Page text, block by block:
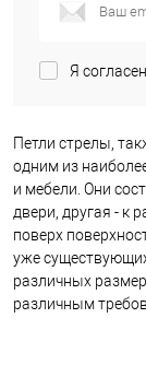
Я
Петли стрелы,
одним из
и мебели. Они
двери, другая - к
поверх
уже
различных
различным